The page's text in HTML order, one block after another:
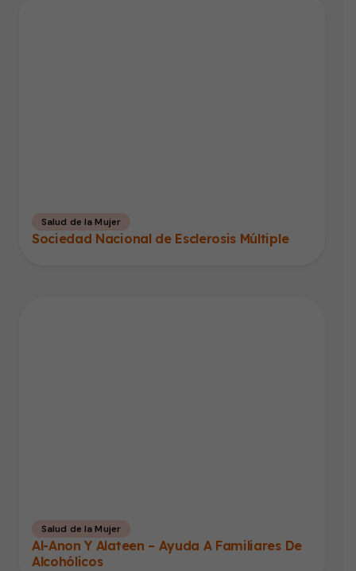
Salud de la Mujer
Sociedad Nacional de Esclerosis Múltiple
Salud de la Mujer
Al-Anon Y Alateen – Ayuda A Familiares De
Alcohólicos